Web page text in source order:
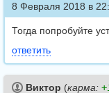
8 Февраля 2018 в
Тогда попробуйте
ответить
Виктор (карма: